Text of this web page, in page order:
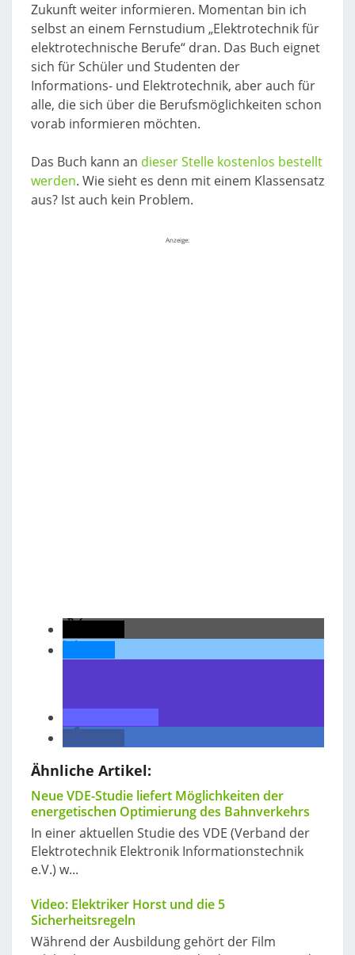
Zukunft weiter informieren. Momentan bin ich
selbst an einem Fernstudium „Elektrotechnik für
elektrotechnische Berufe“ dran. Das Buch eignet
sich für Schüler und Studenten der
Informations- und Elektrotechnik, aber auch für
alle, die sich über die Berufsmöglichkeiten schon
vorab informieren möchten.
Das Buch kann an dieser Stelle kostenlos bestellt
werden. Wie sieht es denn mit einem Klassensatz
aus? Ist auch kein Problem.
Anzeige:
Ähnliche Artikel:
Neue VDE-Studie liefert Möglichkeiten der
energetischen Optimierung des Bahnverkehrs
In einer aktuellen Studie des VDE (Verband der
Elektrotechnik Elektronik Informationstechnik
e.V.) w...
Video: Elektriker Horst und die 5
Sicherheitsregeln
Während der Ausbildung gehört der Film